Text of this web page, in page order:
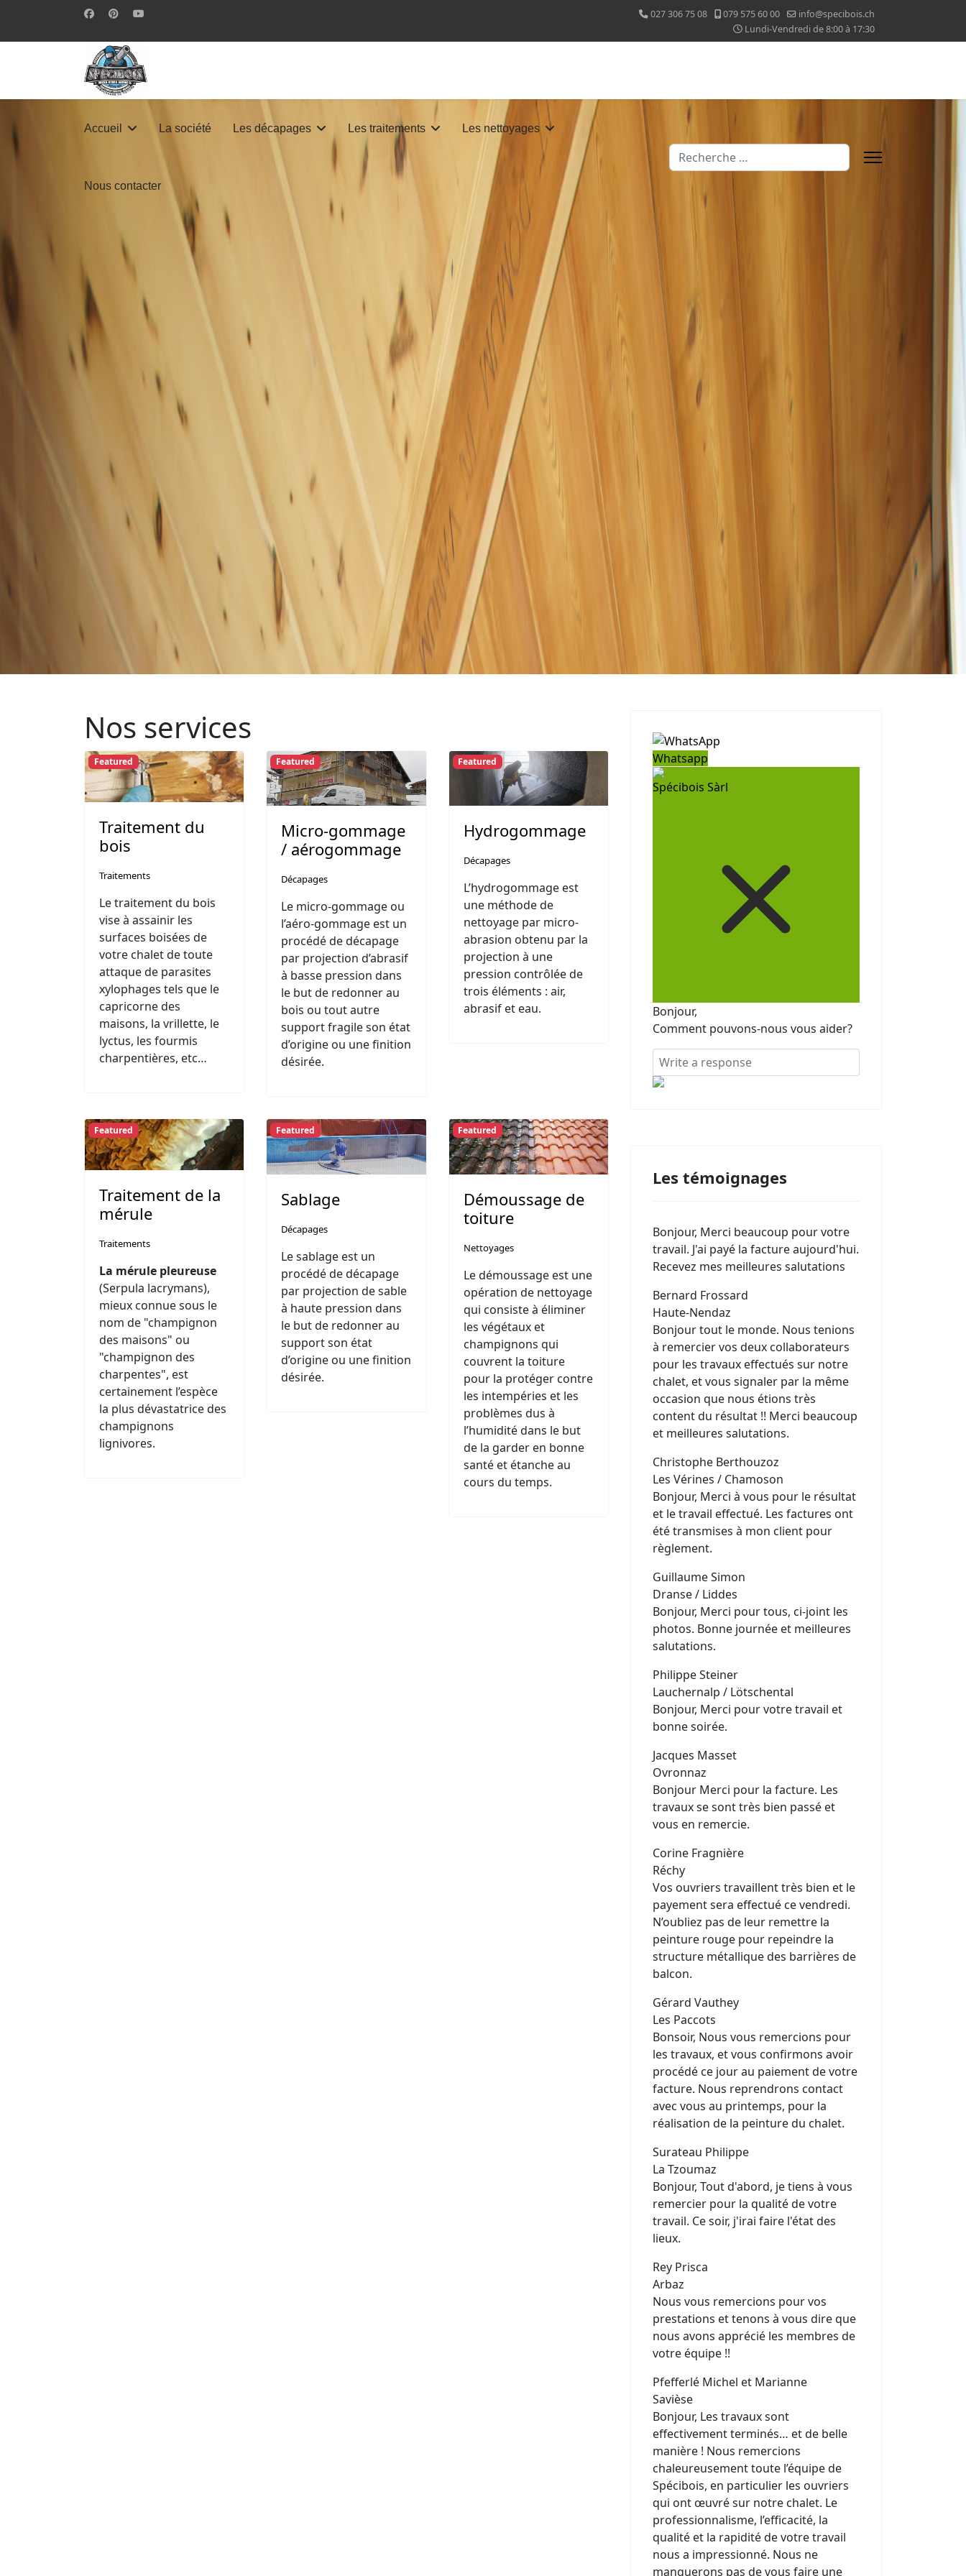
027 306 75 08 079 575 60 00
info@specibois.ch
Lundi-Vendredi de 8:00 à 17:30
Accueil La société Les décapages Les traitements Les nettoyages
Nous contacter
Valider
Nos services
Featured
Traitement du
bois
Traitements
Le traitement du bois
vise à assainir les
surfaces boisées de
votre chalet de toute
attaque de parasites
xylophages tels que le
capricorne des
maisons, la vrillette, le
lyctus, les fourmis
charpentières, etc…
Featured
Micro-gommage
/ aérogommage
Décapages
Le micro-gommage ou
l’aéro-gommage est un
procédé de décapage
par projection d’abrasif
à basse pression dans
le but de redonner au
bois ou tout autre
support fragile son état
d’origine ou une finition
désirée.
Featured
Hydrogommage
Décapages
L’hydrogommage est
une méthode de
nettoyage par micro-
abrasion obtenu par la
projection à une
pression contrôlée de
trois éléments : air,
abrasif et eau.
Featured
Traitement de la
mérule
Traitements
La mérule pleureuse
(Serpula lacrymans),
mieux connue sous le
nom de "champignon
des maisons" ou
"champignon des
charpentes", est
certainement l’espèce
la plus dévastatrice des
champignons
lignivores.
Featured
Sablage
Décapages
Le sablage est un
procédé de décapage
par projection de sable
à haute pression dans
le but de redonner au
support son état
d’origine ou une finition
désirée.
Featured
Démoussage de
toiture
Nettoyages
Le démoussage est une
opération de nettoyage
qui consiste à éliminer
les végétaux et
champignons qui
couvrent la toiture
pour la protéger contre
les intempéries et les
problèmes dus à
l’humidité dans le but
de la garder en bonne
santé et étanche au
cours du temps.
Whatsapp
Spécibois Sàrl
Bonjour,
Comment pouvons-nous vous aider?
Les témoignages
Bonjour, Merci beaucoup pour votre
travail. J'ai payé la facture aujourd'hui.
Recevez mes meilleures salutations
Bernard Frossard
Haute-Nendaz
Bonjour tout le monde. Nous tenions
à remercier vos deux collaborateurs
pour les travaux effectués sur notre
chalet, et vous signaler par la même
occasion que nous étions très
content du résultat !! Merci beaucoup
et meilleures salutations.
Christophe Berthouzoz
Les Vérines / Chamoson
Bonjour, Merci à vous pour le résultat
et le travail effectué. Les factures ont
été transmises à mon client pour
règlement.
Guillaume Simon
Dranse / Liddes
Bonjour, Merci pour tous, ci-joint les
photos. Bonne journée et meilleures
salutations.
Philippe Steiner
Lauchernalp / Lötschental
Bonjour, Merci pour votre travail et
bonne soirée.
Jacques Masset
Ovronnaz
Bonjour Merci pour la facture. Les
travaux se sont très bien passé et
vous en remercie.
Corine Fragnière
Réchy
Vos ouvriers travaillent très bien et le
payement sera effectué ce vendredi.
N’oubliez pas de leur remettre la
peinture rouge pour repeindre la
structure métallique des barrières de
balcon.
Gérard Vauthey
Les Paccots
Bonsoir, Nous vous remercions pour
les travaux, et vous confirmons avoir
procédé ce jour au paiement de votre
facture. Nous reprendrons contact
avec vous au printemps, pour la
réalisation de la peinture du chalet.
Surateau Philippe
La Tzoumaz
Bonjour, Tout d'abord, je tiens à vous
remercier pour la qualité de votre
travail. Ce soir, j'irai faire l'état des
lieux.
Rey Prisca
Arbaz
Nous vous remercions pour vos
prestations et tenons à vous dire que
nous avons apprécié les membres de
votre équipe !!
Pfefferlé Michel et Marianne
Savièse
Bonjour, Les travaux sont
effectivement terminés… et de belle
manière ! Nous remercions
chaleureusement toute l’équipe de
Spécibois, en particulier les ouvriers
qui ont œuvré sur notre chalet. Le
professionnalisme, l’efficacité, la
qualité et la rapidité de votre travail
nous a impressionné. Nous ne
manquerons pas de vous faire une